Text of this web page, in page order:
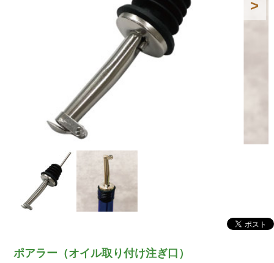
ポアラー（オイル取り付け注ぎ口）